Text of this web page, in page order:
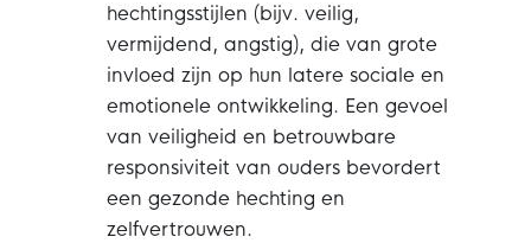
hechtingsstijlen (bijv. veilig,
vermijdend, angstig), die van grote
invloed zijn op hun latere sociale en
emotionele ontwikkeling. Een gevoel
van veiligheid en betrouwbare
responsiviteit van ouders bevordert
een gezonde hechting en
zelfvertrouwen.